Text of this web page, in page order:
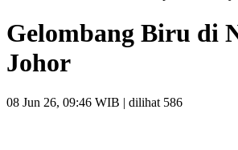
Gelombang Biru di
Johor
08 Jun 26, 09:46 WIB | dilihat 586